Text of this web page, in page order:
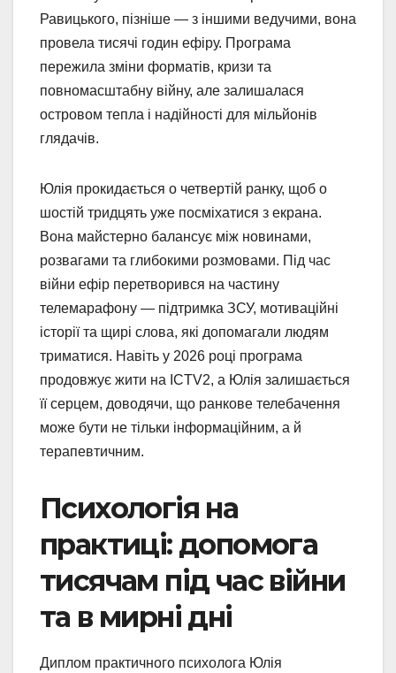
Равицького, пізніше — з іншими ведучими, вона
провела тисячі годин ефіру. Програма
пережила зміни форматів, кризи та
повномасштабну війну, але залишалася
островом тепла і надійності для мільйонів
глядачів.
Юлія прокидається о четвертій ранку, щоб о
шостій тридцять уже посміхатися з екрана.
Вона майстерно балансує між новинами,
розвагами та глибокими розмовами. Під час
війни ефір перетворився на частину
телемарафону — підтримка ЗСУ, мотиваційні
історії та щирі слова, які допомагали людям
триматися. Навіть у 2026 році програма
продовжує жити на ICTV2, а Юлія залишається
її серцем, доводячи, що ранкове телебачення
може бути не тільки інформаційним, а й
терапевтичним.
Психологія на
практиці: допомога
тисячам під час війни
та в мирні дні
Диплом практичного психолога Юлія